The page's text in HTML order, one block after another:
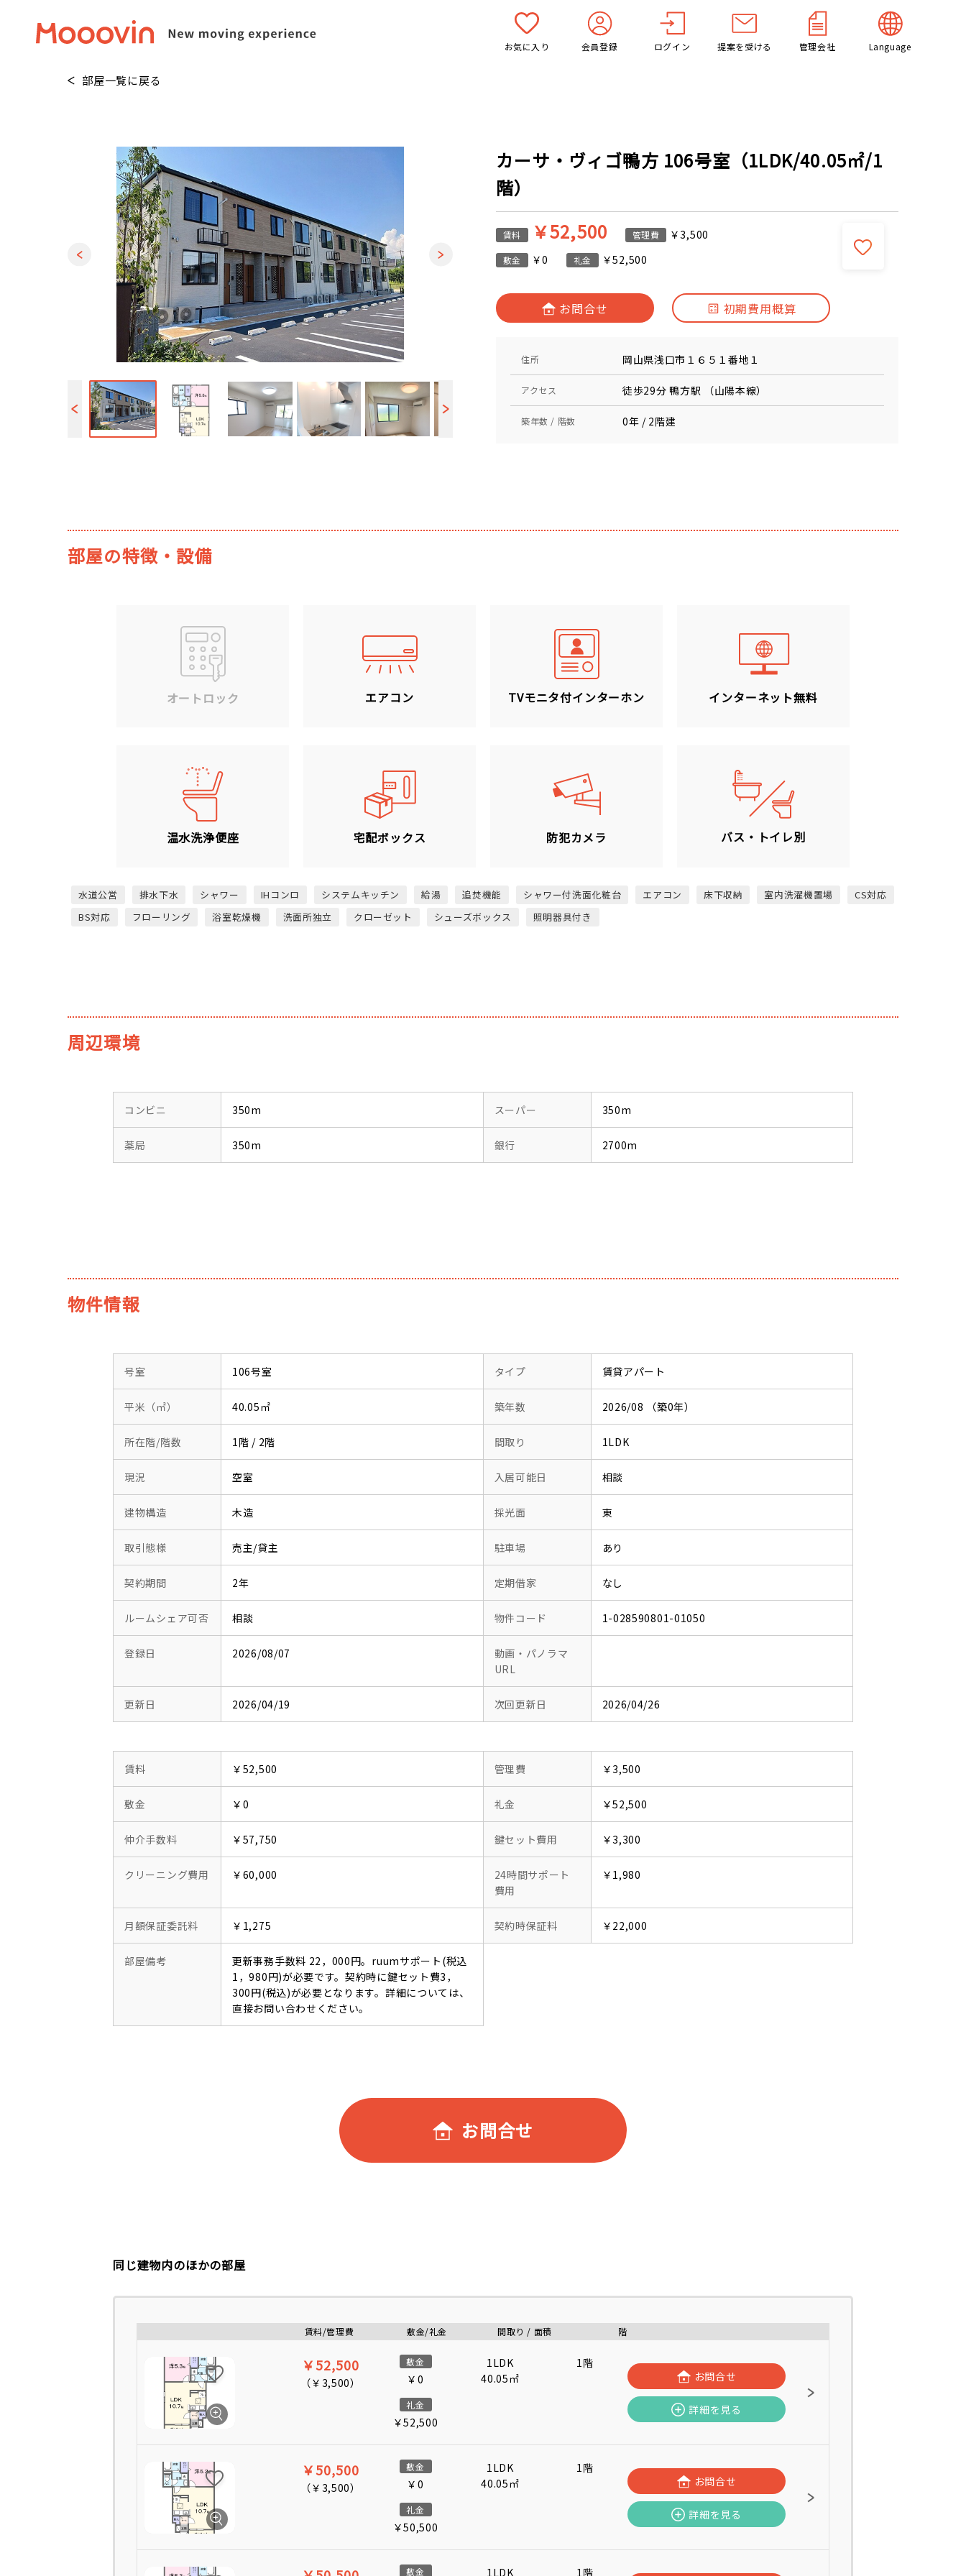
お気に入り 会員登録 ログイン 提案を受ける 管理会社 Language
部屋一覧に戻る
カーサ・ヴィゴ鴨方 106号室（1LDK/40.05㎡/1
階）
賃料 ￥52,500 管理費 ￥3,500
敷金 ￥0 礼金 ￥52,500
お問合せ 初期費用概算
住所 岡山県浅口市１６５１番地１
アクセス 徒歩29分 鴨方駅 （山陽本線）
築年数 / 階数 0年 / 2階建
部屋の特徴・設備
オートロック エアコン TVモニタ付インターホン インターネット無料
温水洗浄便座 宅配ボックス 防犯カメラ バス・トイレ別
水道公営 排水下水 シャワー IHコンロ システムキッチン 給湯 追焚機能 シャワー付洗面化粧台 エアコン 床下収納 室内洗濯機置場
CS対応
BS対応
フローリング 浴室乾燥機 洗面所独立 クローゼット シューズボックス 照明器具付き
周辺環境
コンビニ 350m スーパー 350m
薬局 350m 銀行 2700m
物件情報
号室 106号室 タイプ 賃貸アパート
平米（㎡） 40.05㎡ 築年数 2026/08 （築0年）
所在階/階数 1階 / 2階 間取り 1LDK
現況 空室 入居可能日 相談
建物構造 木造 採光面 東
取引態様 売主/貸主 駐車場 あり
契約期間 2年 定期借家 なし
ルームシェア可否 相談 物件コード 1-028590801-01050
登録日 2026/08/07
動画・パノラマ
URL
更新日 2026/04/19 次回更新日 2026/04/26
賃料 ￥52,500 管理費 ￥3,500
敷金 ￥0 礼金 ￥52,500
仲介手数料 ￥57,750 鍵セット費用 ￥3,300
クリーニング費用 ￥60,000
24時間サポート
費用
￥1,980
月額保証委託料 ￥1,275 契約時保証料 ￥22,000
部屋備考
更新事務手数料 22，000円。ruumサポート(税込
1，980円)が必要です。契約時に鍵セット費3，
300円(税込)が必要となります。詳細については、
直接お問い合わせください。
お問合せ
同じ建物内のほかの部屋
賃料/管理費 敷金/礼金 間取り / 面積 階
￥52,500
（￥3,500）
敷金
￥0
礼金
￥52,500
1LDK
40.05㎡
1階
お問合せ
詳細を見る
￥50,500
（￥3,500）
敷金
￥0
礼金
￥50,500
1LDK
40.05㎡
1階
お問合せ
詳細を見る
敷金 1LDK 1階